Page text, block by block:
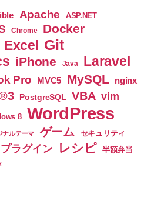
使
う
た
め
の
続
き
を
し
Apache ASP.NET
Chrome Docker
Excel Git
iPhone Java Laravel
Pro MVC5 MySQL nginx
PostgreSQL VBA vim
8 WordPress
ナルテーマ ゲーム セキュリティ
プラグイン レシピ 半額弁当